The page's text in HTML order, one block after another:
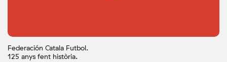
Federación Catala Futbol.
125 anys fent història.